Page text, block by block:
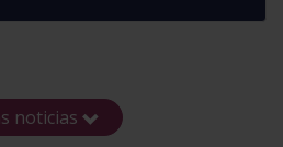
noticias